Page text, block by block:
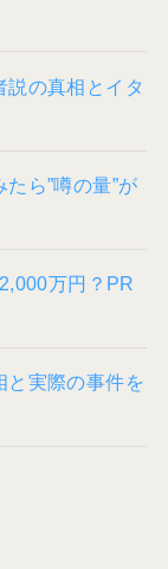
の真相とイタ
ら”噂の量”が
万円？PR
と実際の事件を